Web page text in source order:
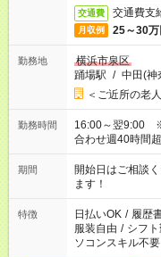
交通費 交通費支
月収例 25～30万
勤務地
横浜市泉区
踊場駅 / 中田(神
＜ご近所の老
勤務時間
16:00～翌9:00 ※残業なし！ ※Wワ
合わせ週40時間
週20時間以上勤
派遣法（日雇い
業はご案内が難
期間
開始日はご相談
ます！
特徴 日払いOK / 履歴
服装自由 / シフ
ソコンスキル不要